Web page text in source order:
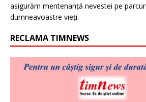
asigurăm mentenanță nevestei pe
dumneavoastre vieți.
RECLAMA TIMNEWS